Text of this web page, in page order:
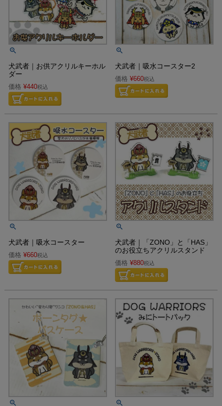
犬武者｜お供アクリルキーホル
ダー
価格 ¥440税込
犬武者｜吸水コースター2
価格 ¥660税込
犬武者｜吸水コースター
価格 ¥660税込
犬武者｜「ZONO」と「HAS」
のお役立ちアクリルスタンド
価格 ¥880税込